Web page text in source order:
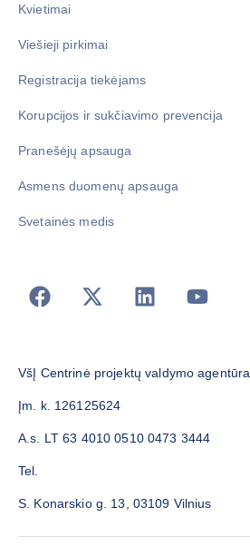
Kvietimai
Viešieji pirkimai
Registracija tiekėjams
Korupcijos ir sukčiavimo prevencija
Pranešėjų apsauga
Asmens duomenų apsauga
Svetainės medis
VšĮ Centrinė projektų valdymo agentūra
Įm. k. 126125624
A.s. LT 63 4010 0510 0473 3444
Tel.
S. Konarskio g. 13, 03109 Vilnius